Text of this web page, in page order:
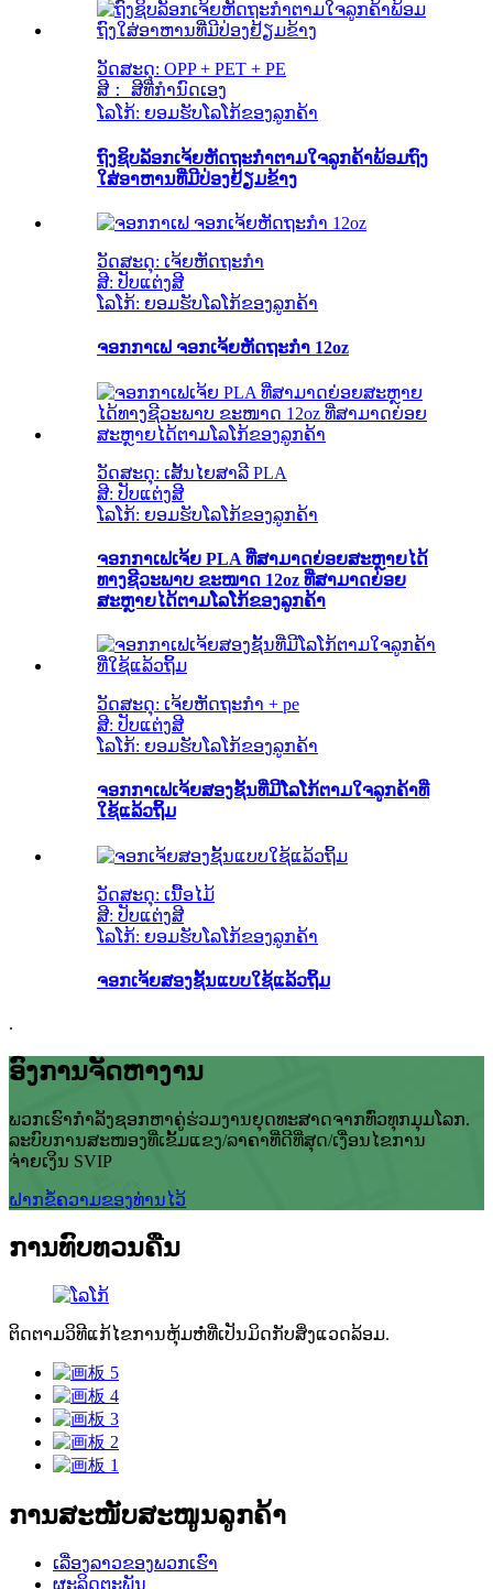
ວັດສະດຸ: OPP + PET + PE
ສີ： ສີທີ່ກຳນົດເອງ
ໂລໂກ້: ຍອມຮັບໂລໂກ້ຂອງລູກຄ້າ
ຖົງຊິບລັອກເຈ້ຍຫັດຖະກຳຕາມໃຈລູກຄ້າພ້ອມຖົງ
ໃສ່ອາຫານທີ່ມີປ່ອງຢ້ຽມຂ້າງ
ວັດສະດຸ: ເຈ້ຍຫັດຖະກຳ
ສີ: ປັບແຕ່ງສີ
ໂລໂກ້: ຍອມຮັບໂລໂກ້ຂອງລູກຄ້າ
ຈອກກາເຟ ຈອກເຈ້ຍຫັດຖະກຳ 12oz
ວັດສະດຸ: ເສັ້ນໄຍສາລີ PLA
ສີ: ປັບແຕ່ງສີ
ໂລໂກ້: ຍອມຮັບໂລໂກ້ຂອງລູກຄ້າ
ຈອກກາເຟເຈ້ຍ PLA ທີ່ສາມາດຍ່ອຍສະຫຼາຍໄດ້
ທາງຊີວະພາບ ຂະໜາດ 12oz ທີ່ສາມາດຍ່ອຍ
ສະຫຼາຍໄດ້ຕາມໂລໂກ້ຂອງລູກຄ້າ
ວັດສະດຸ: ເຈ້ຍຫັດຖະກໍາ + pe
ສີ: ປັບແຕ່ງສີ
ໂລໂກ້: ຍອມຮັບໂລໂກ້ຂອງລູກຄ້າ
ຈອກກາເຟເຈ້ຍສອງຊັ້ນທີ່ມີໂລໂກ້ຕາມໃຈລູກຄ້າທີ່
ໃຊ້ແລ້ວຖິ້ມ
ວັດສະດຸ: ເນື້ອໄມ້
ສີ: ປັບແຕ່ງສີ
ໂລໂກ້: ຍອມຮັບໂລໂກ້ຂອງລູກຄ້າ
ຈອກເຈ້ຍສອງຊັ້ນແບບໃຊ້ແລ້ວຖິ້ມ
.
ອົງການຈັດຫາງານ
ພວກເຮົາກຳລັງຊອກຫາຄູ່ຮ່ວມງານຍຸດທະສາດຈາກທົ່ວທຸກມຸມໂລກ.
ລະບົບການສະໜອງທີ່ເຂັ້ມແຂງ/ລາຄາທີ່ດີທີ່ສຸດ/ເງື່ອນໄຂການ
ຈ່າຍເງິນ SVIP
ຝາກຂໍ້ຄວາມຂອງທ່ານໄວ້
ການທົບທວນຄືນ
ຕິດຕາມວິທີແກ້ໄຂການຫຸ້ມຫໍ່ທີ່ເປັນມິດກັບສິ່ງແວດລ້ອມ.
ການສະໜັບສະໜູນລູກຄ້າ
ເລື່ອງລາວຂອງພວກເຮົາ
ຜະລິດຕະພັນ